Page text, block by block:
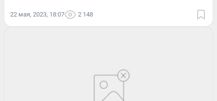
22 мая, 2023, 18:07 2 148